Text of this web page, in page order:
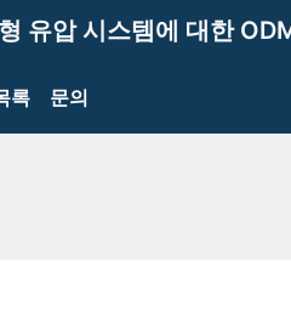
유압 시스템에 대한
록 문의